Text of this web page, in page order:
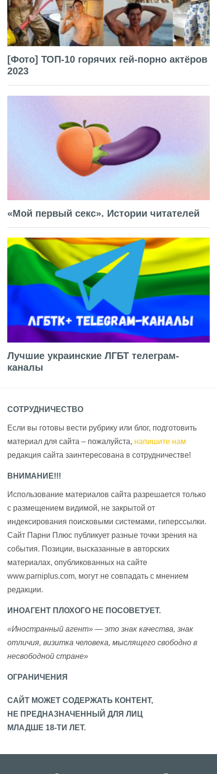
[Фото] ТОП-10 горячих гей-порно актёров
2023
«Мой первый секс». Истории читателей
Лучшие украинские ЛГБТ телеграм-
каналы
СОТРУДНИЧЕСТВО
Если вы готовы вести рубрику или блог, подготовить
материал для сайта – пожалуйста, напишите нам
редакция сайта заинтересована в сотрудничестве!
ВНИМАНИЕ!!!
Использование материалов сайта разрешается только
с размещением видимой, не закрытой от
индексирования поисковыми системами, гиперссылки.
Сайт Парни Плюс публикует разные точки зрения на
события. Позиции, высказанные в авторских
материалах, опубликованных на сайте
www.parniplus.com, могут не совпадать с мнением
редакции.
ИНОАГЕНТ ПЛОХОГО НЕ ПОСОВЕТУЕТ.
«Иностранный агент» — это знак качества, знак
отличия, визитка человека, мыслящего свободно в
несвободной стране»
ОГРАНИЧЕНИЯ
САЙТ МОЖЕТ СОДЕРЖАТЬ КОНТЕНТ,
НЕ ПРЕДНАЗНАЧЕННЫЙ ДЛЯ ЛИЦ
МЛАДШЕ 18-ТИ ЛЕТ.